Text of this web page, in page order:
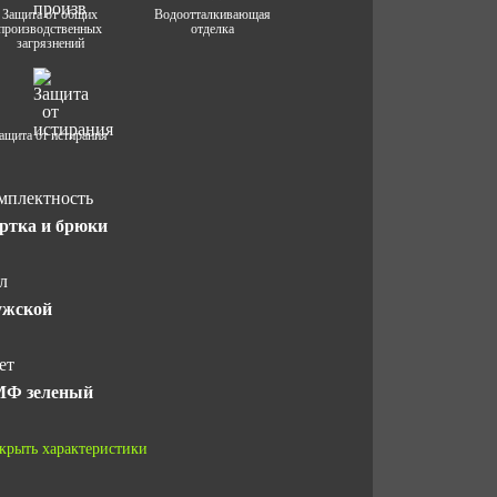
Защита от общих
загрязнений
Водоотталкивающая
отделка
от истирания
и брюки
зеленый
ткани
характеристики